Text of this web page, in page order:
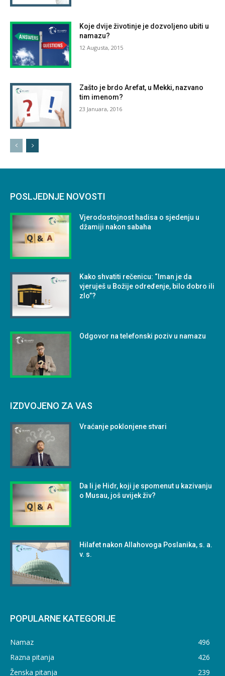
Koje dvije životinje je dozvoljeno ubiti u
namazu?
12 Augusta, 2015
Zašto je brdo Arefat, u Mekki, nazvano
tim imenom?
23 Januara, 2016
POSLJEDNJE NOVOSTI
Vjerodostojnost hadisa o sjedenju u
džamiji nakon sabaha
Kako shvatiti rečenicu: “Iman je da
vjeruješ u Božije određenje, bilo dobro ili
zlo”?
Odgovor na telefonski poziv u namazu
IZDVOJENO ZA VAS
Vraćanje poklonjene stvari
Da li je Hidr, koji je spomenut u kazivanju
o Musau, još uvijek živ?
Hilafet nakon Allahovoga Poslanika, s. a.
v. s.
POPULARNE KATEGORIJE
Namaz
496
Razna pitanja
426
Ženska pitanja
239